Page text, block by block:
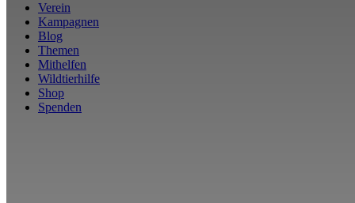
Verein
Kampagnen
Blog
Themen
Mithelfen
Wildtierhilfe
Shop
Spenden